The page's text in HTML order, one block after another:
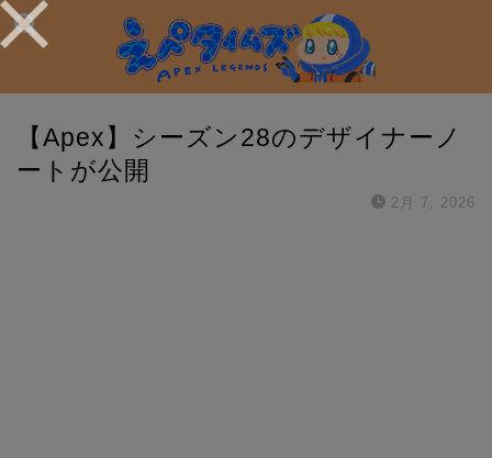
【Apex】シーズン28のデザイナーノ
ートが公開
2月 7, 2026